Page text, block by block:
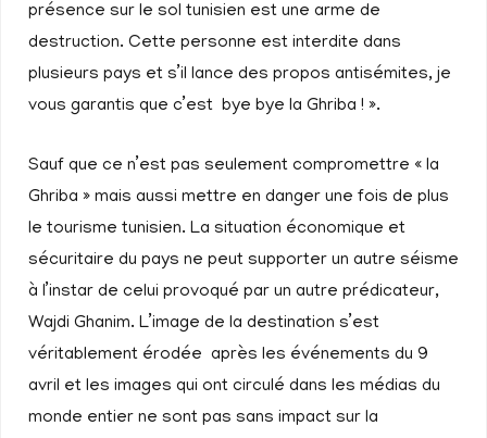
présence sur le sol tunisien est une arme de
destruction. Cette personne est interdite dans
plusieurs pays et s’il lance des propos antisémites, je
vous garantis que c’est bye bye la Ghriba ! ».
Sauf que ce n’est pas seulement compromettre « la
Ghriba » mais aussi mettre en danger une fois de plus
le tourisme tunisien. La situation économique et
sécuritaire du pays ne peut supporter un autre séisme
à l’instar de celui provoqué par un autre prédicateur,
Wajdi Ghanim. L’image de la destination s’est
véritablement érodée après les événements du 9
avril et les images qui ont circulé dans les médias du
monde entier ne sont pas sans impact sur la